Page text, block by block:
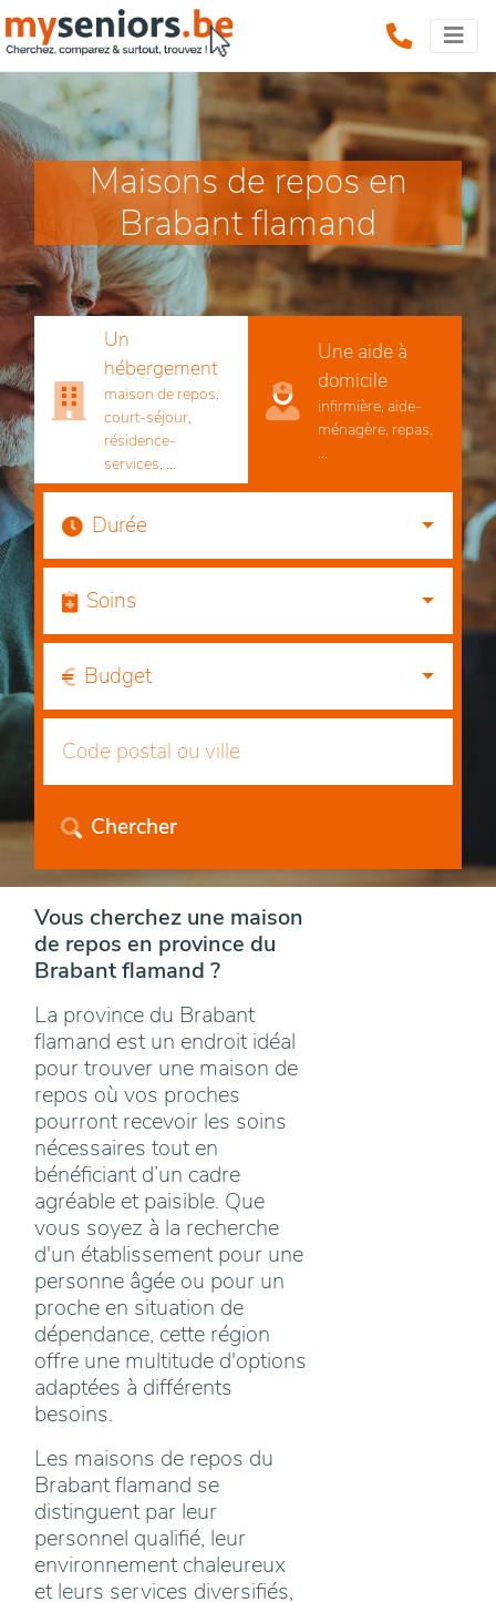
Maisons de repos en
Brabant flamand
Un
hébergement
maison de repos,
court-séjour,
résidence-
services, ...
Une aide à
domicile
infirmière, aide-
ménagère, repas,
...
Durée
Soins
Budget
Chercher
Vous cherchez une maison
de repos en province du
Brabant flamand ?
La province du Brabant
flamand est un endroit idéal
pour trouver une maison de
repos où vos proches
pourront recevoir les soins
nécessaires tout en
bénéficiant d’un cadre
agréable et paisible. Que
vous soyez à la recherche
d'un établissement pour une
personne âgée ou pour un
proche en situation de
dépendance, cette région
offre une multitude d'options
adaptées à différents
besoins.
Les maisons de repos du
Brabant flamand se
distinguent par leur
personnel qualifié, leur
environnement chaleureux
et leurs services diversifiés,